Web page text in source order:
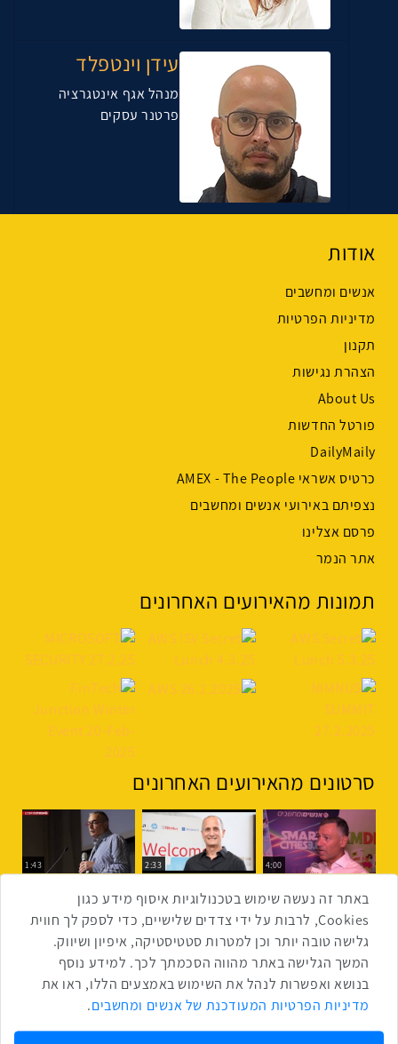
עידן וינטפלד
מנהל אגף אינטגרציה
פרטנר עסקים
אודות
אנשים ומחשבים
מדיניות הפרטיות
תקנון
הצהרת נגישות
About Us
פורטל החדשות
DailyMaily
כרטיס אשראי AMEX - The People
נצפיתם באירועי אנשים ומחשבים
פרסם אצלינו
אתר הנמר
תמונות מהאירועים האחרונים
סרטונים מהאירועים האחרונים
4:00
2:33
1:43
3:52
כנס RPA
1:14
כנס בינת יערות הכרמל
כנס F5
שתפו ברשת
שתף בטוויטרשתף בפייסבוק
שתף בלינקדאין
שתף בווטסאפ
שתף בטלגרם
באתר זה נעשה שימוש בטכנולוגיות איסוף מידע כגון
Cookies, לרבות על ידי צדדים שלישיים, כדי לספק לך חווית
גלישה טובה יותר וכן למטרות סטטיסטיקה, איפיון ושיווק.
המשך הגלישה באתר מהווה הסכמתך לכך. למידע נוסף
בנושא ואפשרות לנהל את השימוש באמצעים הללו, ראו את
מדיניות הפרטיות המעודכנת של אנשים ומחשבים.